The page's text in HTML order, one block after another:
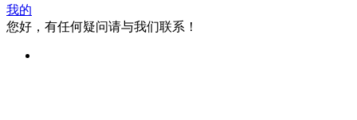
我的
您好，有任何疑问请与我们联系！